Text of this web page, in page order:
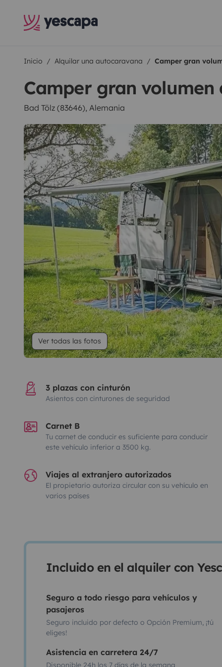
Inicio Alquilar una autocaravana Camper gran
Camper gran volumen
Bad Tölz (83646), Alemania
Ver todas las fotos
3 plazas con cinturón
Asientos con cinturones de seguridad
Carnet B
Tu carnet de conducir es suficiente para conducir
este vehículo inferior a 3500 kg.
Viajes al extranjero autorizados
El propietario autoriza circular con su vehículo en
varios países
Incluido en el alquiler con
Seguro a todo riesgo para vehículos y
pasajeros
Seguro incluido por defecto o Opción Premium, ¡tú
eliges!
Asistencia en carretera 24/7
Disponible 24h los 7 días de la semana